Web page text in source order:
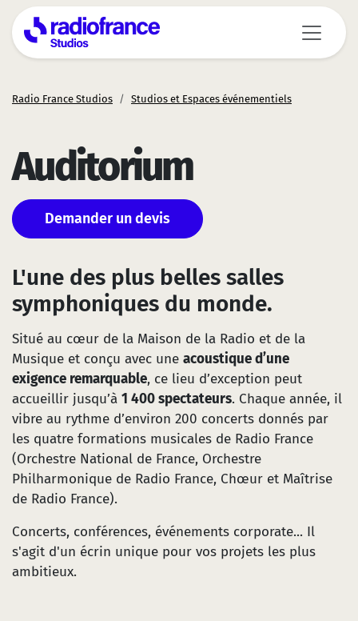
Aller au contenu principal
Radio France Studios Studios et Espaces événementiels
Auditorium
Demander un devis
L'une des plus belles salles
symphoniques du monde.
Situé au cœur de la Maison de la Radio et de la
Musique et conçu avec une acoustique d’une
exigence remarquable, ce lieu d’exception peut
accueillir jusqu’à 1 400 spectateurs. Chaque année, il
vibre au rythme d’environ 200 concerts donnés par
les quatre formations musicales de Radio France
(Orchestre National de France, Orchestre
Philharmonique de Radio France, Chœur et Maîtrise
de Radio France).
Concerts, conférences, événements corporate... Il
s'agit d'un écrin unique pour vos projets les plus
ambitieux.